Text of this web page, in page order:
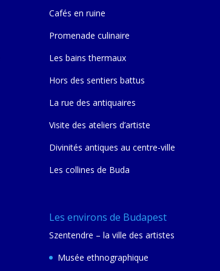
Cafés en ruine
Promenade culinaire
Les bains thermaux
Hors des sentiers battus
La rue des antiquaires
Visite des ateliers d’artiste
Divinités antiques au centre-ville
Les collines de Buda
Les environs de Budapest
Szentendre – la ville des artistes
Musée ethnographique